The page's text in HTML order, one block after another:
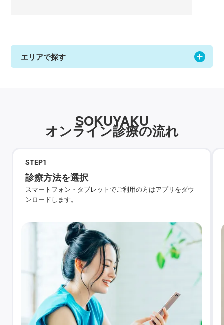
エリアで探す
SOKUYAKU
オンライン診療の流れ
STEP1
診療方法を選択
スマートフォン・タブレットでご利用の方はアプリをダウ
ンロードします。